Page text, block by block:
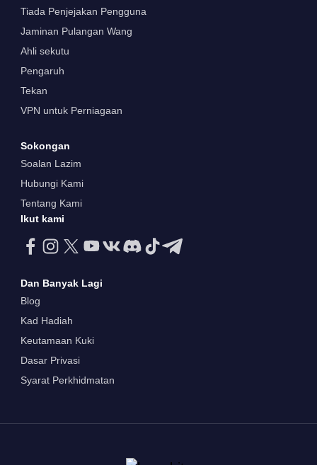
Tiada Penjejakan Pengguna
Jaminan Pulangan Wang
Ahli sekutu
Pengaruh
Tekan
VPN untuk Perniagaan
Sokongan
Soalan Lazim
Hubungi Kami
Tentang Kami
Ikut kami
Dan Banyak Lagi
Blog
Kad Hadiah
Keutamaan Kuki
Dasar Privasi
Syarat Perkhidmatan